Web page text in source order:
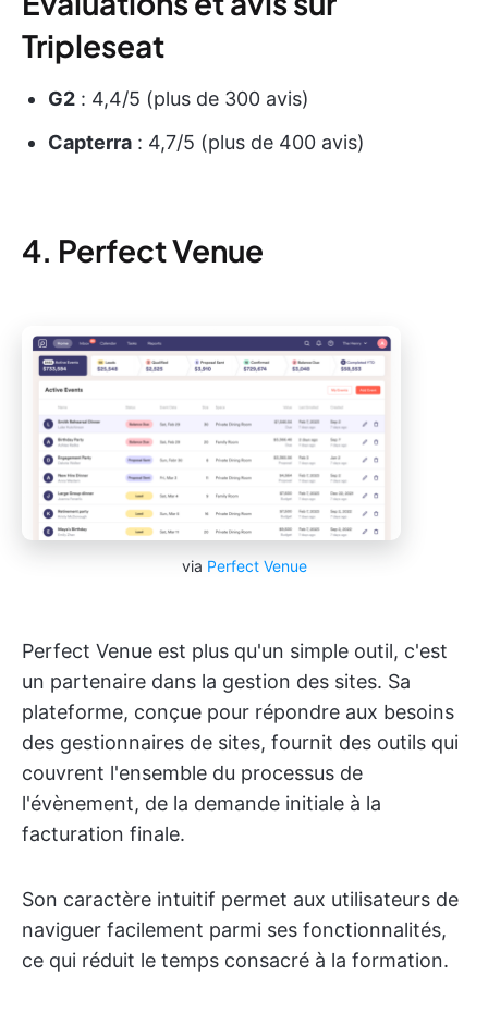
Tripleseat
G2 : 4,4/5 (plus de 300 avis)
Capterra : 4,7/5 (plus de 400 avis)
4. Perfect Venue
via Perfect Venue
Perfect Venue est plus qu'un simple outil, c'est
un partenaire dans la gestion des sites. Sa
plateforme, conçue pour répondre aux besoins
des gestionnaires de sites, fournit des outils qui
couvrent l'ensemble du processus de
l'évènement, de la demande initiale à la
facturation finale.
Son caractère intuitif permet aux utilisateurs de
naviguer facilement parmi ses fonctionnalités,
ce qui réduit le temps consacré à la formation.